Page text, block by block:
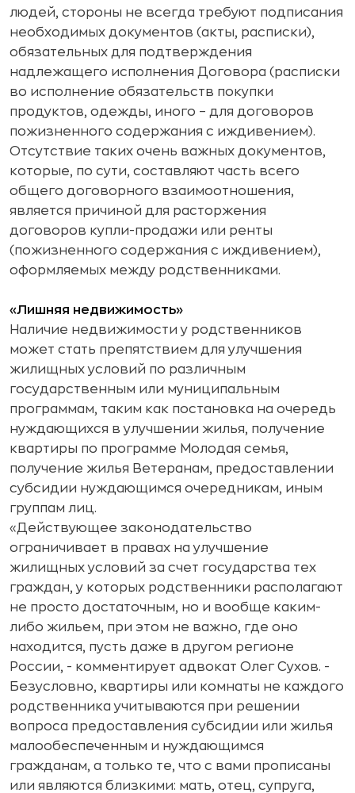
людей, стороны не всегда требуют подписания
необходимых документов (акты, расписки),
обязательных для подтверждения
надлежащего исполнения Договора (расписки
во исполнение обязательств покупки
продуктов, одежды, иного – для договоров
пожизненного содержания с иждивением).
Отсутствие таких очень важных документов,
которые, по сути, составляют часть всего
общего договорного взаимоотношения,
является причиной для расторжения
договоров купли-продажи или ренты
(пожизненного содержания с иждивением),
оформляемых между родственниками.
«Лишняя недвижимость»
Наличие недвижимости у родственников
может стать препятствием для улучшения
жилищных условий по различным
государственным или муниципальным
программам, таким как постановка на очередь
нуждающихся в улучшении жилья, получение
квартиры по программе Молодая семья,
получение жилья Ветеранам, предоставлении
субсидии нуждающимся очередникам, иным
группам лиц.
«Действующее законодательство
ограничивает в правах на улучшение
жилищных условий за счет государства тех
граждан, у которых родственники располагают
не просто достаточным, но и вообще каким-
либо жильем, при этом не важно, где оно
находится, пусть даже в другом регионе
России, - комментирует адвокат Олег Сухов. -
Безусловно, квартиры или комнаты не каждого
родственника учитываются при решении
вопроса предоставления субсидии или жилья
малообеспеченным и нуждающимся
гражданам, а только те, что с вами прописаны
или являются близкими: мать, отец, супруга,